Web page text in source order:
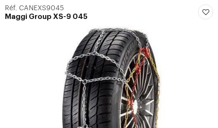
Réf. CANEXS9045
Maggi Group XS-9 045